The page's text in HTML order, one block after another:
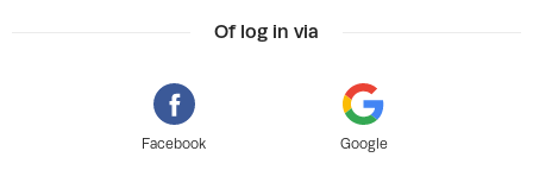
Of log in via
Facebook Google